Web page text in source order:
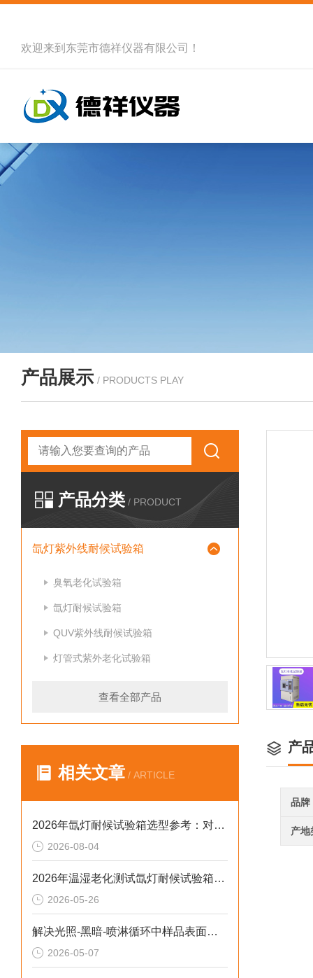
欢迎来到 东莞市德祥仪器有限公司 ！
产品展示 / PRODUCTS PLAY
产品分类 / PRODUCT
氙灯紫外线耐候试验箱
臭氧老化试验箱
氙灯耐候试验箱
QUV紫外线耐候试验箱
灯管式紫外老化试验箱
查看全部产品
相关文章 / ARTICLE
2026年氙灯耐候试验箱选型参考：对标新标准与数据合规实践
2026-08-04
2026年温湿老化测试氙灯耐候试验箱排行榜：破解精度差、数据无效等行业痛点
2026-05-26
解决光照-黑暗-喷淋循环中样品表面凝露导致测试失真的2026选型标准
2026-05-07
产
品牌
产地